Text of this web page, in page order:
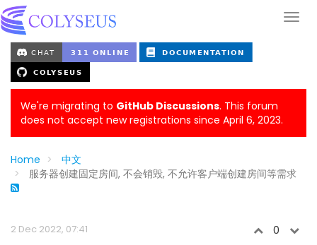
We're migrating to GitHub Discussions. This forum
does not accept new registrations since April 6, 2023.
Home
中文
服务器创建固定房间, 不会销毁, 不允许客户端创建房间等需求
2 Dec 2022, 07:41 0